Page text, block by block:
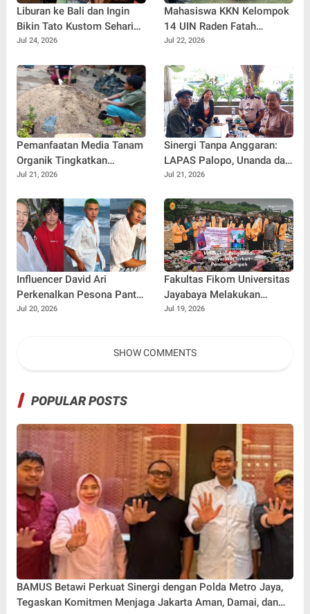
Liburan ke Bali dan Ingin
Bikin Tato Kustom Sehari
Jadi? Ini Panduannya
Jul 24, 2026
Mahasiswa KKN Kelompok
14 UIN Raden Fatah
Palembang Jalin
Warga Gunung Kemala
Lewat Sparing Sepak Bola
Jul 22, 2026
Pemanfaatan Media Tanam
Organik Tingkatkan
Keterampilan Masyarakat
Hias
Jul 21, 2026
Sinergi Tanpa Anggaran:
LAPAS Palopo, Unanda dan
LSM Wanua Lestari. Inisiasi
Jul 21, 2026
Influencer David Ari
Perkenalkan Pesona Pantai
Nelayan Canggu Lewat
Jul 20, 2026
Fakultas Fikom Universitas
Jayabaya Melakukan
Pengabdian Masyarakat
Jul 19, 2026
SHOW COMMENTS
POPULAR POSTS
BAMUS Betawi Perkuat Sinergi dengan Polda Metro Jaya,
Tegaskan Komitmen Menjaga Jakarta Aman, Damai, dan